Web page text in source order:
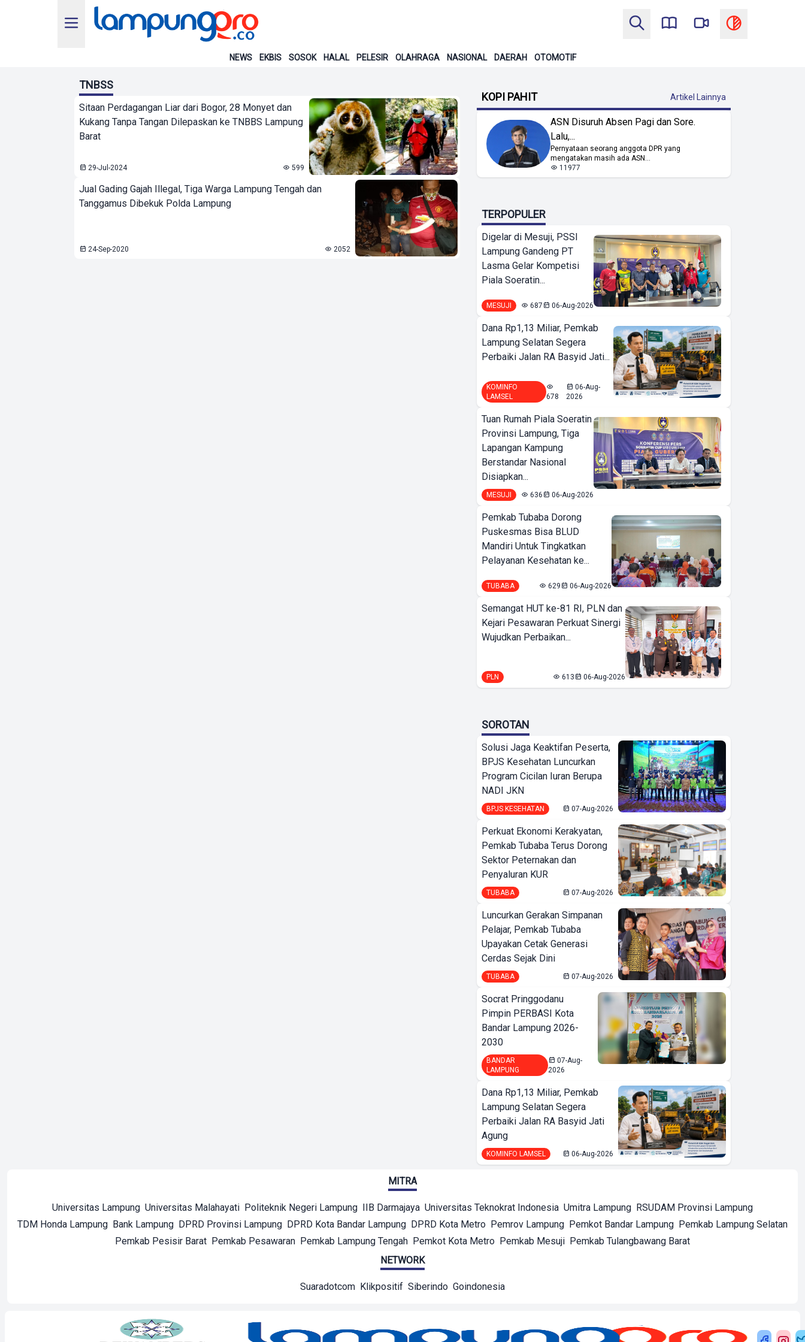
NEWS EKBIS SOSOK HALAL PELESIR OLAHRAGA NASIONAL DAERAH OTOMOTIF
TNBSS
Sitaan Perdagangan Liar dari Bogor, 28 Monyet dan
Kukang Tanpa Tangan Dilepaskan ke TNBBS Lampung
Barat
29-Jul-2024 599
Jual Gading Gajah Illegal, Tiga Warga Lampung Tengah dan
Tanggamus Dibekuk Polda Lampung
24-Sep-2020 2052
KOPI PAHIT Artikel Lainnya
ASN Disuruh Absen Pagi dan Sore.
Lalu,...
Pernyataan seorang anggota DPR yang
mengatakan masih ada ASN...
11977
TERPOPULER
Digelar di Mesuji, PSSI
Lampung Gandeng PT
Lasma Gelar Kompetisi
Piala Soeratin...
MESUJI 687 06-Aug-2026
Dana Rp1,13 Miliar, Pemkab
Lampung Selatan Segera
Perbaiki Jalan RA Basyid Jati...
KOMINFO
LAMSEL
678
06-Aug-
2026
Tuan Rumah Piala Soeratin
Provinsi Lampung, Tiga
Lapangan Kampung
Berstandar Nasional
Disiapkan...
MESUJI 636 06-Aug-2026
Pemkab Tubaba Dorong
Puskesmas Bisa BLUD
Mandiri Untuk Tingkatkan
Pelayanan Kesehatan ke...
TUBABA 629 06-Aug-2026
Semangat HUT ke-81 RI, PLN dan
Kejari Pesawaran Perkuat Sinergi
Wujudkan Perbaikan...
PLN 613 06-Aug-2026
SOROTAN
Solusi Jaga Keaktifan Peserta,
BPJS Kesehatan Luncurkan
Program Cicilan Iuran Berupa
NADI JKN
BPJS KESEHATAN 07-Aug-2026
Perkuat Ekonomi Kerakyatan,
Pemkab Tubaba Terus Dorong
Sektor Peternakan dan
Penyaluran KUR
TUBABA 07-Aug-2026
Luncurkan Gerakan Simpanan
Pelajar, Pemkab Tubaba
Upayakan Cetak Generasi
Cerdas Sejak Dini
TUBABA 07-Aug-2026
Socrat Pringgodanu
Pimpin PERBASI Kota
Bandar Lampung 2026-
2030
BANDAR
LAMPUNG
07-Aug-
2026
Dana Rp1,13 Miliar, Pemkab
Lampung Selatan Segera
Perbaiki Jalan RA Basyid Jati
Agung
KOMINFO LAMSEL 06-Aug-2026
MITRA
Universitas Lampung Universitas Malahayati Politeknik Negeri Lampung IIB Darmajaya Universitas Teknokrat Indonesia Umitra Lampung RSUDAM Provinsi Lampung
TDM Honda Lampung Bank Lampung DPRD Provinsi Lampung DPRD Kota Bandar Lampung DPRD Kota Metro Pemrov Lampung Pemkot Bandar Lampung Pemkab Lampung Selatan
Pemkab Pesisir Barat Pemkab Pesawaran Pemkab Lampung Tengah Pemkot Kota Metro Pemkab Mesuji Pemkab Tulangbawang Barat
NETWORK
Suaradotcom Klikpositif Siberindo Goindonesia